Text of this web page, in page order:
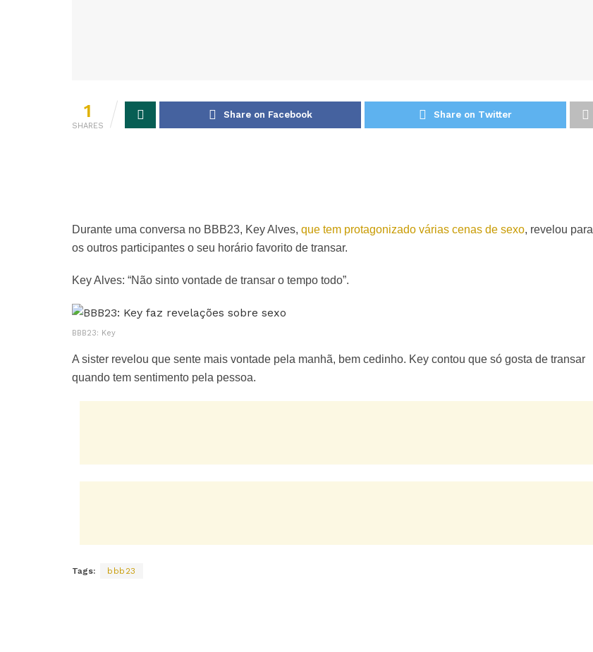
1
SHARES
Share on Facebook Share on Twitter
Durante uma conversa no BBB23, Key Alves, que tem protagonizado várias cenas de sexo, revelou para
os outros participantes o seu horário favorito de transar.
Key Alves: “Não sinto vontade de transar o tempo todo”.
BBB23: Key
A sister revelou que sente mais vontade pela manhã, bem cedinho. Key contou que só gosta de transar
quando tem sentimento pela pessoa.
Tags: bbb23